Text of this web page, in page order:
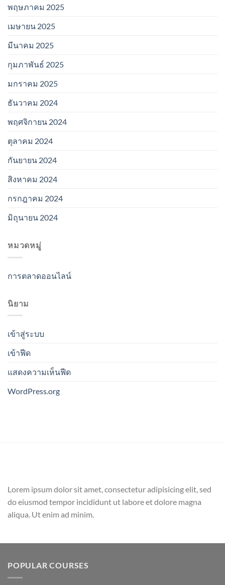
พฤษภาคม 2025
เมษายน 2025
มีนาคม 2025
กุมภาพันธ์ 2025
มกราคม 2025
ธันวาคม 2024
พฤศจิกายน 2024
ตุลาคม 2024
กันยายน 2024
สิงหาคม 2024
กรกฎาคม 2024
มิถุนายน 2024
หมวดหมู่
การตลาดออนไลน์
นิยาม
เข้าสู่ระบบ
เข้าฟีด
แสดงความเห็นฟีด
WordPress.org
Lorem ipsum dolor sit amet, consectetur adipisicing elit, sed
do eiusmod tempor incididunt ut labore et dolore magna
aliqua. Ut enim ad minim.
POPULAR COURSES